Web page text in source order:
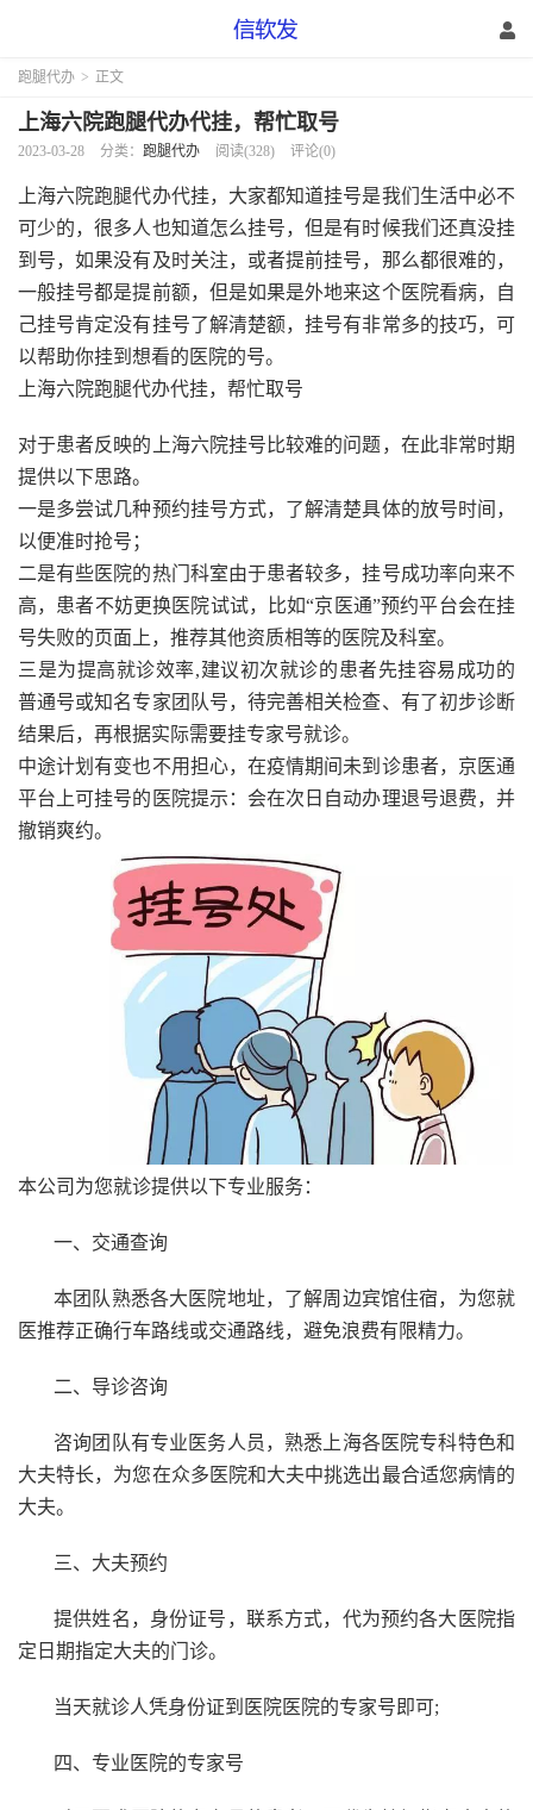
跑腿代办 > 正文
上海六院跑腿代办代挂，帮忙取号
2023-03-28 分类： 跑腿代办 阅读(328) 评论(0)
上海六院跑腿代办代挂，大家都知道挂号是我们生活中必不
可少的，很多人也知道怎么挂号，但是有时候我们还真没挂
到号，如果没有及时关注，或者提前挂号，那么都很难的，
一般挂号都是提前额，但是如果是外地来这个医院看病，自
己挂号肯定没有挂号了解清楚额，挂号有非常多的技巧，可
以帮助你挂到想看的医院的号。
上海六院跑腿代办代挂，帮忙取号
对于患者反映的上海六院挂号比较难的问题，在此非常时期
提供以下思路。
一是多尝试几种预约挂号方式，了解清楚具体的放号时间，
以便准时抢号；
二是有些医院的热门科室由于患者较多，挂号成功率向来不
高，患者不妨更换医院试试，比如“京医通”预约平台会在挂
号失败的页面上，推荐其他资质相等的医院及科室。
三是为提高就诊效率,建议初次就诊的患者先挂容易成功的
普通号或知名专家团队号，待完善相关检查、有了初步诊断
结果后，再根据实际需要挂专家号就诊。
中途计划有变也不用担心，在疫情期间未到诊患者，京医通
平台上可挂号的医院提示：会在次日自动办理退号退费，并
撤销爽约。
本公司为您就诊提供以下专业服务：
一、交通查询
本团队熟悉各大医院地址，了解周边宾馆住宿，为您就
医推荐正确行车路线或交通路线，避免浪费有限精力。
二、导诊咨询
咨询团队有专业医务人员，熟悉上海各医院专科特色和
大夫特长，为您在众多医院和大夫中挑选出最合适您病情的
大夫。
三、大夫预约
提供姓名，身份证号，联系方式，代为预约各大医院指
定日期指定大夫的门诊。
当天就诊人凭身份证到医院医院的专家号即可;
四、专业医院的专家号